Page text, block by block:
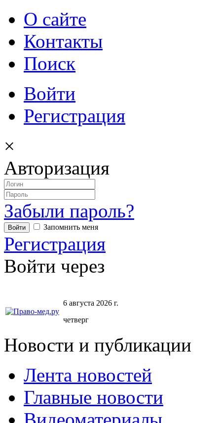
О сайте
Контакты
Поиск
Войти
Регистрация
×
Авторизация
Забыли пароль?
Запомнить меня
Регистрация
Войти через
6 августа 2026 г.
четверг
Новости и публикации
Лента новостей
Главные новости